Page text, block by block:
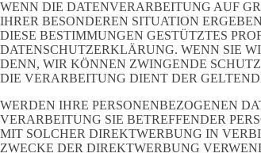
WENN DIE DATENVERARBEITUNG AUF
IHRER BESONDEREN SITUATION
DIESE BESTIMMUNGEN GESTÜTZTES
DATENSCHUTZERKLÄRUNG. WENN SIE
DENN, WIR KÖNNEN ZWINGENDE
DIE VERARBEITUNG DIENT DER
WERDEN IHRE PERSONENBEZOGENEN
VERARBEITUNG SIE BETREFFENDER
MIT SOLCHER DIREKTWERBUNG IN
ZWECKE DER DIREKTWERBUNG